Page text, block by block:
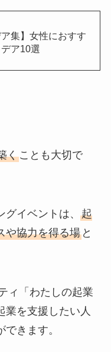
ア集】女性におすす
ア10選
くことも大切で
イベントは、 起
や協力を得る場と
ィ「わたしの起業
業を支援したい人
きます。